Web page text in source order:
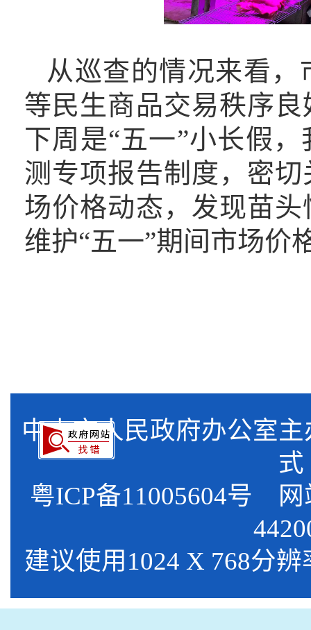
从巡查的情况来看，
等民生商品交易秩序
下周是“五一”小长假，
测专项报告制度，密
场价格动态，发现苗
维护“五一”期间市场价
中山市人民政府办公
式
粤ICP备11005604号 网
建议使用1024 X 768分